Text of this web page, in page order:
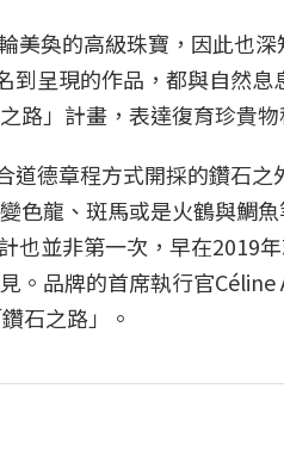
美奐的高級珠寶，因此也
呈現的作品，都與自然息
路」計畫，表達復育珍貴物
德章程方式開採的鑽石之
色龍、斑馬或是火鶴與鯛
也並非第一次，早在2019
。品牌的首席執行官Céline
石之路」。